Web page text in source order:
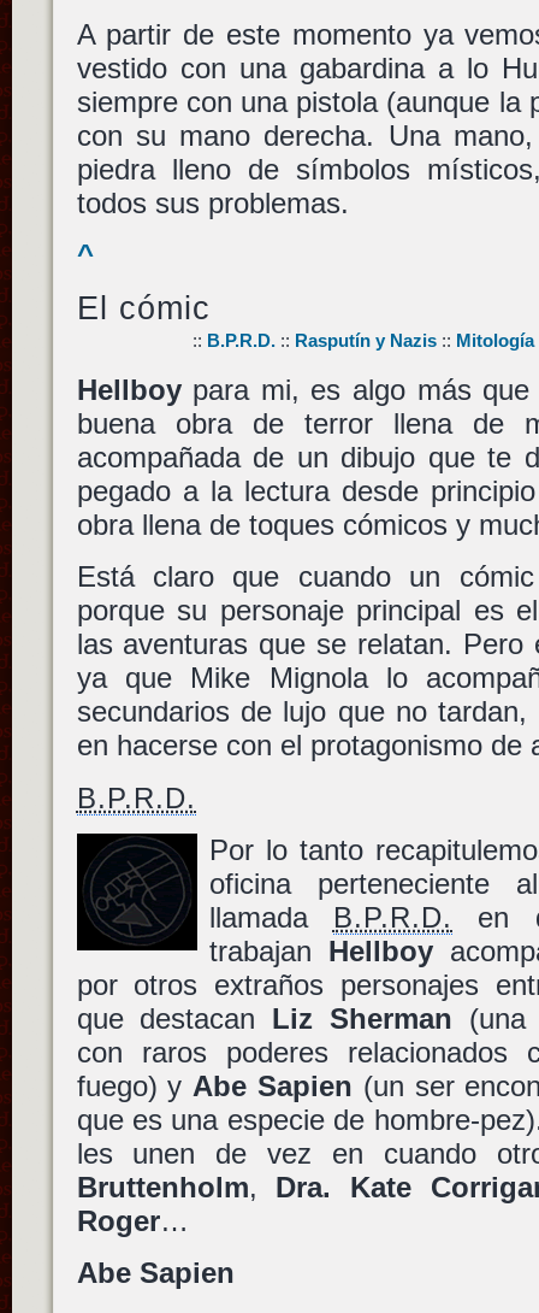
A partir de este momento ya
vestido con una gabardina a lo
siempre con una pistola (aunque la
con su mano derecha. Una
piedra lleno de símbolos
todos sus problemas.
^
El cómic
:: B.P.R.D. :: Rasputín y Nazis :: Mitología
Hellboypara mi, es algo más que
buena obra de terror llena de
acompañada de un dibujo que te
pegado a la lectura desde
obra llena de toques cómicos y
Está claro que cuando un
porque su personaje principal es
las aventuras que se relatan.
ya que Mike Mignola lo
secundarios de lujo que no
en hacerse con el protagonismo de
B.P.R.D.
Por lo tanto
oficina perteneciente
llamada B.P.R.D.
en
trabajan Hellboy
por otros extraños personajes
que destacan Liz Sherman (una
con raros poderes relacionados
fuego) y Abe Sapien (un ser
que es una especie de hombre-
les unen de vez en cuando
Bruttenholm, Dra. Kate
Roger…
Abe Sapien